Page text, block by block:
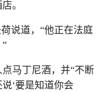
。
说道，“他正在法庭
马丁尼酒，并“不断
‘要是知道你会